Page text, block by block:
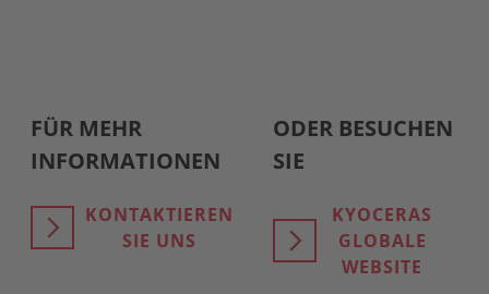
FÜR MEHR
INFORMATIONEN
KONTAKTIEREN
SIE UNS
ODER BESUCHEN
SIE
KYOCERAS
GLOBALE
WEBSITE